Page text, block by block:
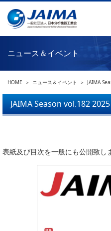
事業計画書
沿革
関連リンク
JAIMAの取り組み
海外交流事業
製品含有化学物質規制 UPDATE
はじめに
電磁波(光)
クロマトグラフ
質量分析
電子顕微鏡
熱分析
電気化学
機器分析が支える、豊かな暮ら
ニュース＆イベント
HOME ニュース＆イベント JAIMA
JAIMA Season vol.182
表紙及び目次を一般にも公開致し